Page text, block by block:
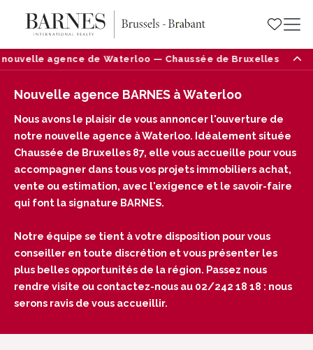
agence de Waterloo — Chaussée de Bruxelles 87,
Nouvelle agence BARNES à Waterloo
Nous avons le plaisir de vous annoncer l'ouverture de
notre nouvelle agence à Waterloo. Idéalement située
Chaussée de Bruxelles 87, elle vous accueille pour vous
accompagner dans tous vos projets immobiliers achat,
vente ou estimation, avec l'exigence et le savoir-faire
qui font la signature BARNES.
Notre équipe se tient à votre disposition pour vous
conseiller en toute discrétion et vous présenter les
plus belles opportunités de la région. Passez nous
rendre visite ou contactez-nous au 02/242 18 18 : nous
serons ravis de vous accueillir.